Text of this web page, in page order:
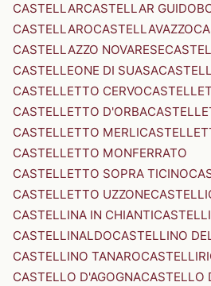
CASTELLARCASTELLAR
CASTELLAROCASTELLAVAZZO
CASTELLAZZO NOVARESE
CASTELLEONE DI SUASA
CASTELLETTO CERVO
CASTELLETTO D'ORBA
CASTELLETTO MERLI
CASTELLETTO MONFERRATO
CASTELLETTO SOPRA TICINO
CASTELLETTO UZZONECASTELLI
CASTELLINA IN CHIANTI
CASTELLINALDOCASTELLINO
CASTELLINO TANAROCASTELLIRI
CASTELLO D'AGOGNACASTELLO